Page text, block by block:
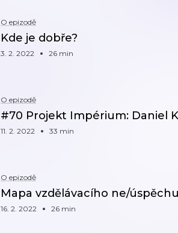
O epizodě
Kde je dobře?
3. 2. 2022 26 min
O epizodě
#70 Projekt Impérium: Daniel
11. 2. 2022 33 min
O epizodě
Mapa vzdělávacího ne/úspěchu
16. 2. 2022 26 min